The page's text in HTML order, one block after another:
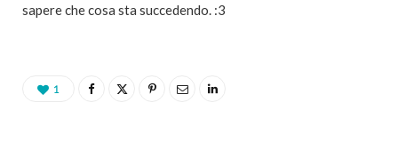
sapere che cosa sta succedendo. :3
1